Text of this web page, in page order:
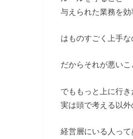
与えられた業務を
はものすごく上手
だからそれが悪い
でももっと上に行
実は頭で考える以
経営層にいる人っ